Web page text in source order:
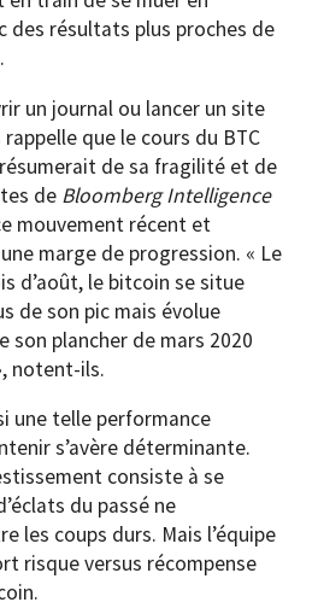
des résultats plus proches de
un journal ou lancer un site
rappelle que le cours du BTC
de sa fragilité et de
de Bloomberg Intelligence
mouvement récent et
marge de progression. « Le
d’août, le bitcoin se situe
de son pic mais évolue
son plancher de mars 2020
notent-ils.
une telle performance
s’avère déterminante.
consiste à se
du passé ne
les coups durs. Mais l’équipe
risque versus récompense